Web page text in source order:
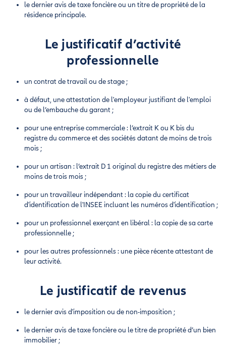
le dernier avis de taxe foncière ou un titre de propriété de la
résidence principale.
Le justificatif d’activité
professionnelle
un contrat de travail ou de stage ;
à défaut, une attestation de l'employeur justifiant de l'emploi
ou de l’embauche du garant ;
pour une entreprise commerciale : l’extrait K ou K bis du
registre du commerce et des sociétés datant de moins de trois
mois ;
pour un artisan : l’extrait D 1 original du registre des métiers de
moins de trois mois ;
pour un travailleur indépendant : la copie du certificat
d'identification de l'INSEE incluant les numéros d'identification ;
pour un professionnel exerçant en libéral : la copie de sa carte
professionnelle ;
pour les autres professionnels : une pièce récente attestant de
leur activité.
Le justificatif de revenus
le dernier avis d'imposition ou de non-imposition ;
le dernier avis de taxe foncière ou le titre de propriété d’un bien
immobilier ;